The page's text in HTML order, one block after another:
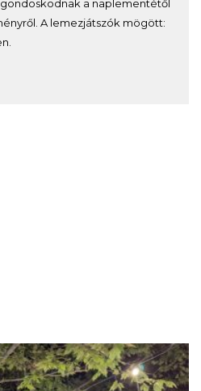
a naplementétől
A lemezjátszók mögött: